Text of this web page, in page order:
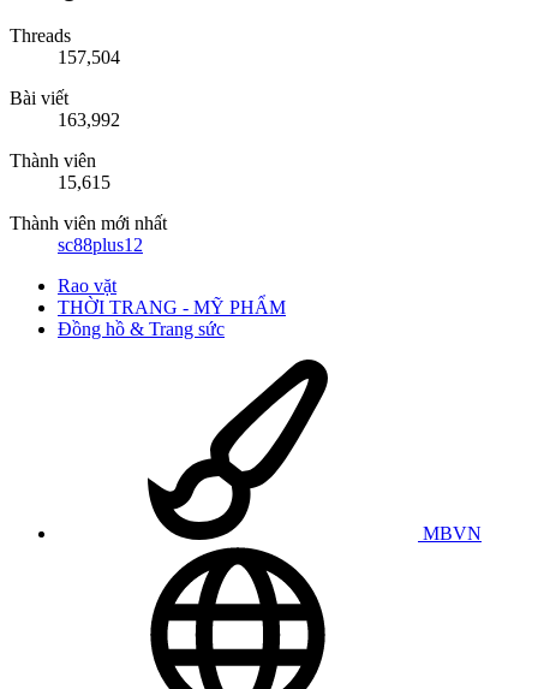
Threads
157,504
Bài viết
163,992
Thành viên
15,615
Thành viên mới nhất
sc88plus12
Rao vặt
THỜI TRANG - MỸ PHẨM
Đồng hồ & Trang sức
MBVN